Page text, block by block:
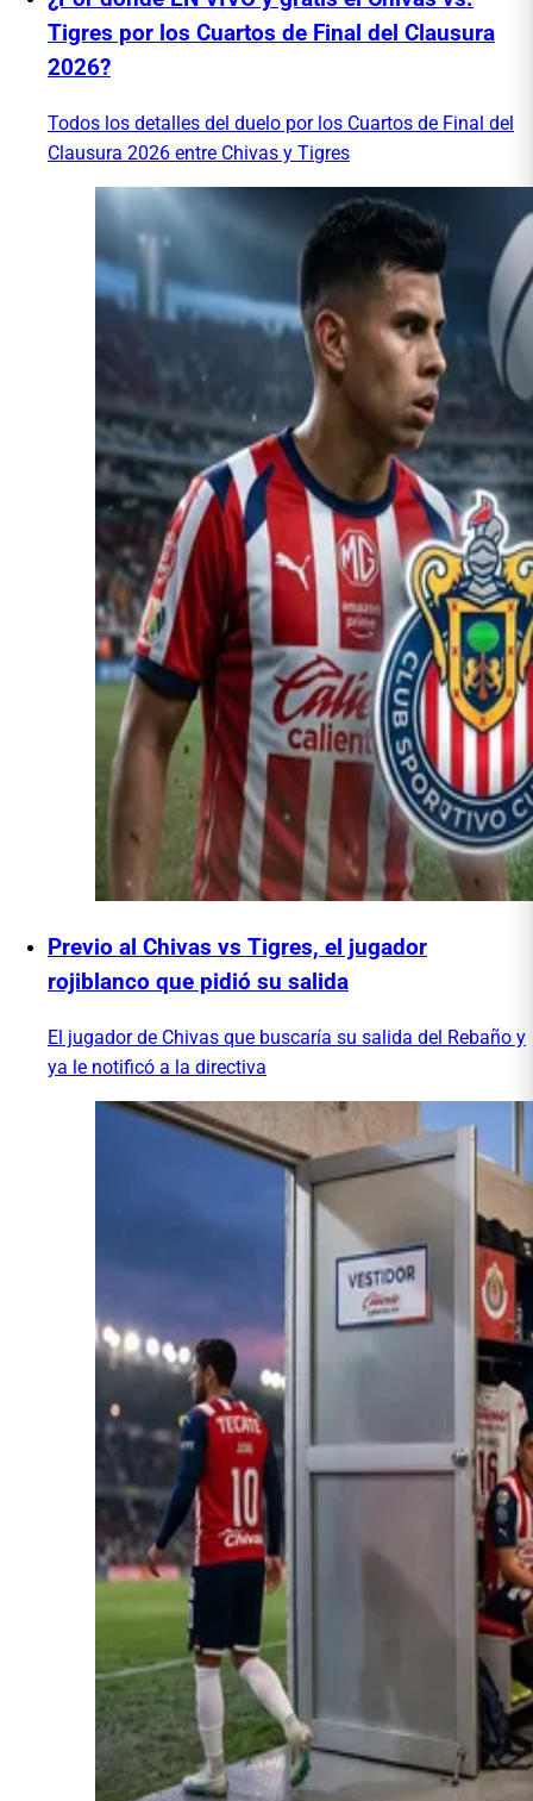
Tigres por los Cuartos de Final del Clausura
2026?
Todos los detalles del duelo por los Cuartos de Final del
Clausura 2026 entre Chivas y Tigres
Previo al Chivas vs Tigres, el jugador
rojiblanco que pidió su salida
El jugador de Chivas que buscaría su salida del Rebaño y
ya le notificó a la directiva